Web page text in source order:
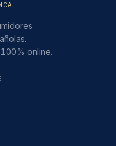
online.